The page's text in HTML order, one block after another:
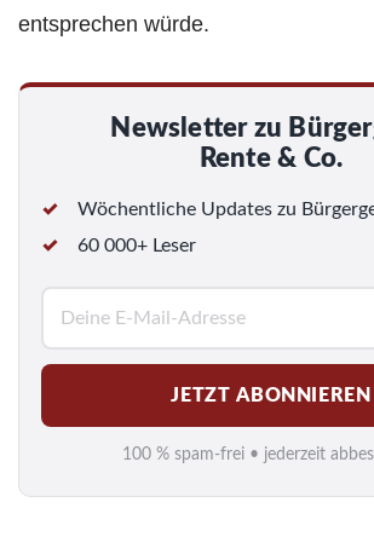
entsprechen würde.
Newsletter zu
Rente & Co.
Wöchentliche Updates zu
60 000+ Leser
M
a
i
l
*
JETZT ABONNIEREN
100 % spam-frei • jederzeit